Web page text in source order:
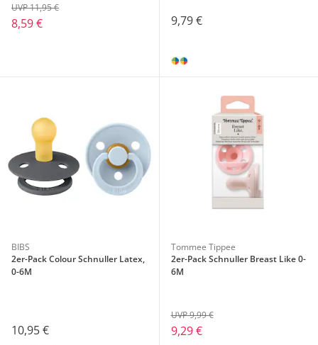
8,59 €
UVP 11,95 €
9,79 €
BIBS
2er-Pack Colour Schnuller Latex,
0-6M
10,95 €
Tommee Tippee
2er-Pack Schnuller Breast Like 0-
6M
9,29 €
UVP 9,99 €